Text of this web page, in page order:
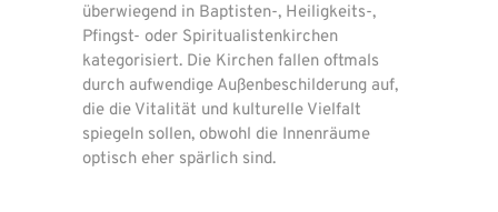
überwiegend in Baptisten-, Heiligkeits-,
Pfingst- oder Spiritualistenkirchen
kategorisiert. Die Kirchen fallen oftmals
durch aufwendige Außenbeschilderung auf,
die die Vitalität und kulturelle Vielfalt
spiegeln sollen, obwohl die Innenräume
optisch eher spärlich sind.